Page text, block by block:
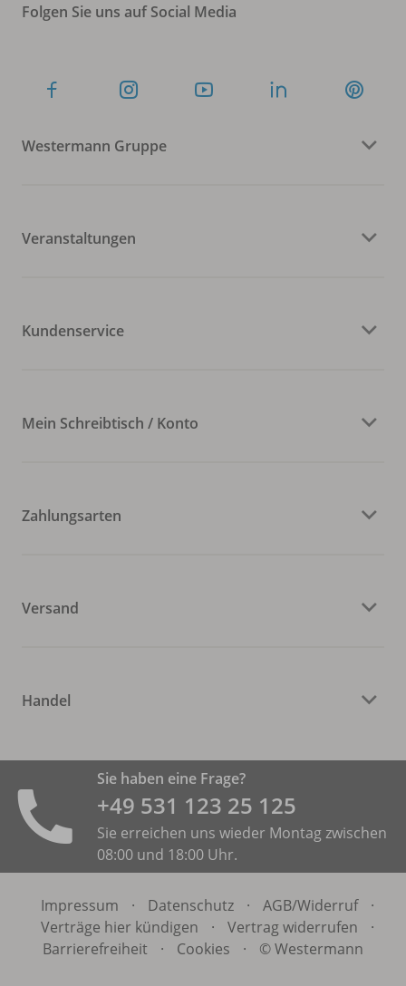
Folgen Sie uns auf Social Media
Westermann Gruppe
Veranstaltungen
Kundenservice
Mein Schreibtisch / Konto
Zahlungsarten
Versand
Handel
Sie haben eine Frage?
+49 531 ­123 25 125
Sie erreichen uns wieder Montag zwischen
08:00 und 18:00 Uhr.
Impressum · Datenschutz · AGB/Widerruf
·
Verträge hier kündigen
· Vertrag widerrufen
·
Barrierefreiheit
· Cookies · © Westermann